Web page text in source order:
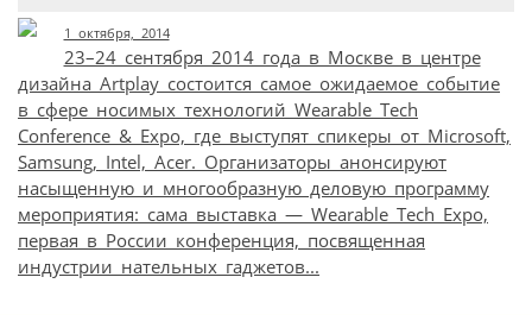
1 октября, 2014
23–24 сентября 2014 года в Москве в центре
дизайна Artplay состоится самое ожидаемое событие
в сфере носимых технологий Wearable Tech
Conference & Expo, где выступят спикеры от Microsoft,
Samsung, Intel, Acer. Организаторы анонсируют
насыщенную и многообразную деловую программу
мероприятия: сама выставка — Wearable Tech Expo,
первая в России конференция, посвященная
индустрии нательных гаджетов...